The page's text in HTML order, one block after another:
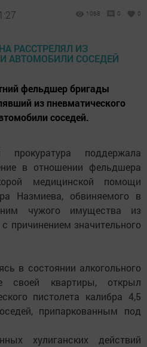
1068 0 0
фельдшер бригады
из пневматического
соседей.
прокуратура поддержала
в отношении фельдшера
медицинской помощи
Назмиева, обвиняемого в
чужого имущества из
причинением значительного
в состоянии алкогольного
своей квартиры, открыл
пистолета калибра 4,5
припаркованным под
хулиганских действий